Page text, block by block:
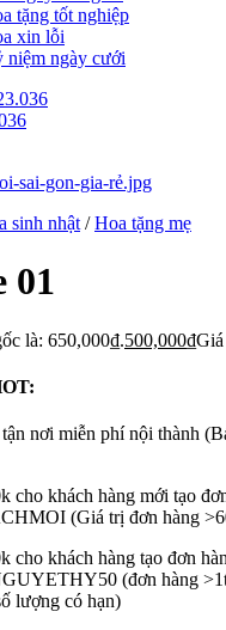
tặng tốt nghiệp
xin lỗi
niệm ngày cưới
sinh nhật / Hoa tặng mẹ
01
là: 650,000₫.500,000₫
nơi miễn phí nội thành
cho khách hàng mới tạo
(Giá trị đơn hàng
cho khách hàng tạo đơn
(đơn hàng
lượng có hạn)